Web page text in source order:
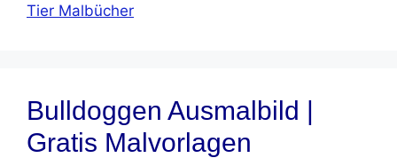
Tier Malbücher
Bulldoggen Ausmalbild |
Gratis Malvorlagen